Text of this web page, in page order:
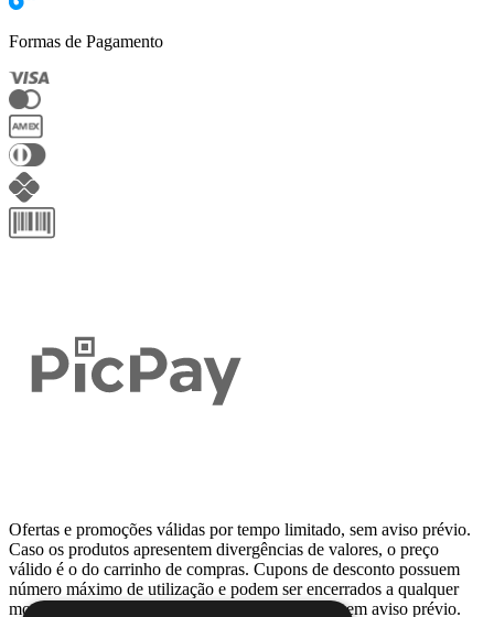
Formas de Pagamento
Ofertas e promoções válidas por tempo limitado, sem aviso prévio.
Caso os produtos apresentem divergências de valores, o preço
válido é o do carrinho de compras. Cupons de desconto possuem
número máximo de utilização e podem ser encerrados a qualquer
momento, de acordo com sua disponibilidade e sem aviso prévio.